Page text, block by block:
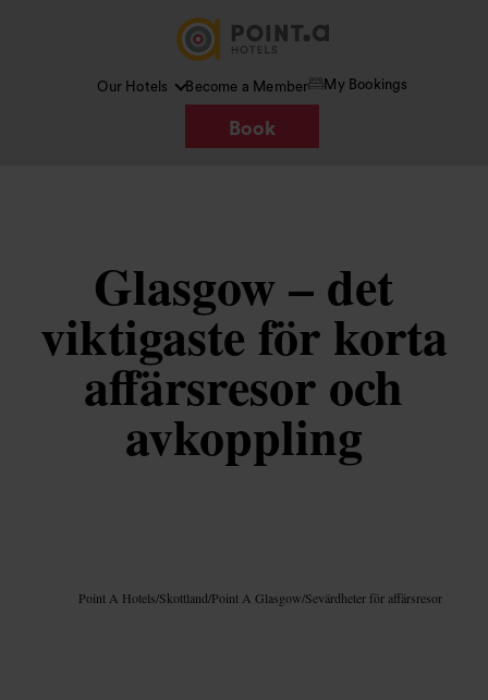
Our Hotels Become a Member My Bookings
Book
Glasgow – det
viktigaste för korta
affärsresor och
avkoppling
Point A Hotels/Skottland/Point A Glasgow/Sevärdheter för affärsresor